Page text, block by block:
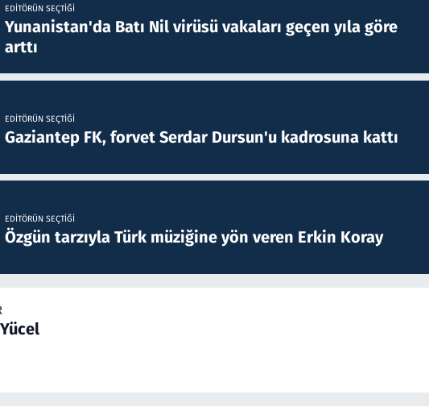
EDITÖRÜN SEÇTIĞI
Yunanistan'da Batı Nil virüsü vakaları geçen yıla göre
arttı
EDITÖRÜN SEÇTIĞI
Gaziantep FK, forvet Serdar Dursun'u kadrosuna kattı
EDITÖRÜN SEÇTIĞI
Özgün tarzıyla Türk müziğine yön veren Erkin Koray